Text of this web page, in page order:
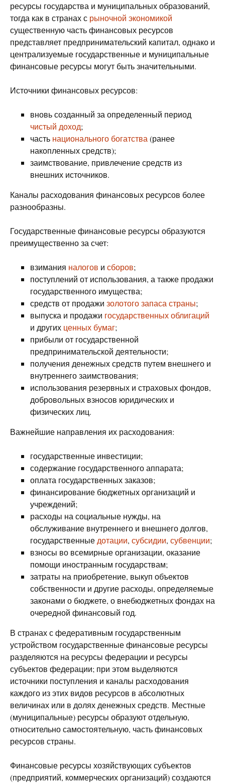
ресурсы государства и муниципальных образований,
тогда как в странах с рыночной экономикой
существенную часть финансовых ресурсов
представляет предпринимательский капитал, однако и
централизуемые государственные и муниципальные
финансовые ресурсы могут быть значительными.
Источники финансовых ресурсов:
вновь созданный за определенный период
чистый доход;
часть национального богатства (ранее
накопленных средств);
заимствование, привлечение средств из
внешних источников.
Каналы расходования финансовых ресурсов более
разнообразны.
Государственные финансовые ресурсы образуются
преимущественно за счет:
взимания налогов и сборов;
поступлений от использования, а также продажи
государственного имущества;
средств от продажи золотого запаса страны;
выпуска и продажи государственных облигаций
и других ценных бумаг;
прибыли от государственной
предпринимательской деятельности;
получения денежных средств путем внешнего и
внутреннего заимствования;
использования резервных и страховых фондов,
добровольных взносов юридических и
физических лиц.
Важнейшие направления их расходования:
государственные инвестиции;
содержание государственного аппарата;
оплата государственных заказов;
финансирование бюджетных организаций и
учреждений;
расходы на социальные нужды, на
обслуживание внутреннего и внешнего долгов,
государственные дотации, субсидии, субвенции;
взносы во всемирные организации, оказание
помощи иностранным государствам;
затраты на приобретение, выкуп объектов
собственности и другие расходы, определяемые
законами о бюджете, о внебюджетных фондах на
очередной финансовый год.
В странах с федеративным государственным
устройством государственные финансовые ресурсы
разделяются на ресурсы федерации и ресурсы
субъектов федерации; при этом выделяются
источники поступления и каналы расходования
каждого из этих видов ресурсов в абсолютных
величинах или в долях денежных средств. Местные
(муниципальные) ресурсы образуют отдельную,
относительно самостоятельную, часть финансовых
ресурсов страны.
Финансовые ресурсы хозяйствующих субъектов
(предприятий, коммерческих организаций) создаются